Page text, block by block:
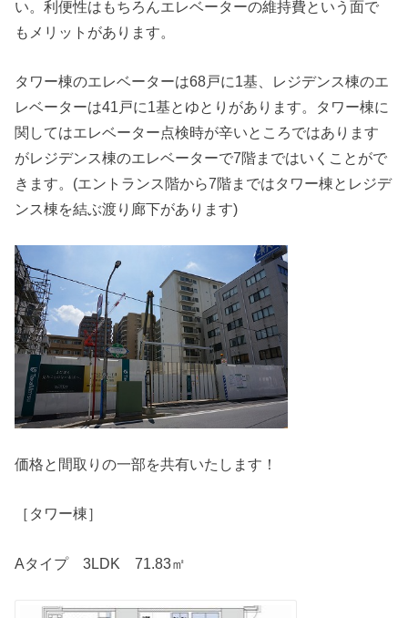
い。利便性はもちろんエレベーターの維持費という面で
もメリットがあります。
タワー棟のエレベーターは68戸に1基、レジデンス棟のエ
レベーターは41戸に1基とゆとりがあります。タワー棟に
関してはエレベーター点検時が辛いところではあります
がレジデンス棟のエレベーターで7階まではいくことがで
きます。(エントランス階から7階まではタワー棟とレジデ
ンス棟を結ぶ渡り廊下があります)
価格と間取りの一部を共有いたします！
［タワー棟］
Aタイプ 3LDK 71.83㎡